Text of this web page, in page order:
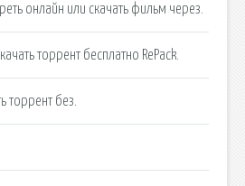
онлайн или скачать фильм через.
торрент бесплатно RePack.
торрент без.